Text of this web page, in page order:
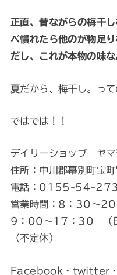
正直、昔ながらの梅干
べ慣れたら他のが物足
だし、これが本物の味な
夏だから、梅干し。っ
ではでは！！
デイリーショップ ヤマ
住所：中川郡幕別町宝
電話：0155-54-
営業時間：8：30～
9：00～17：30 （日
（不定休）
Facebook・twitter・